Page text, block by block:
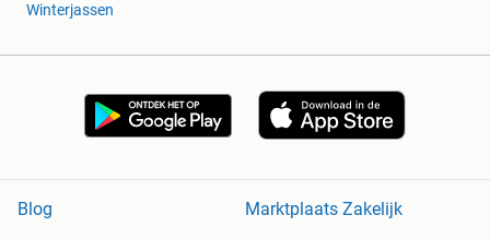
Winterjassen
Blog
Marktplaats Zakelijk